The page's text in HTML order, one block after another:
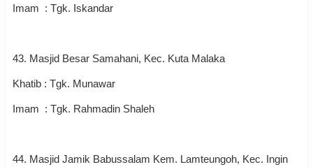
Imam : Tgk. Iskandar
43. Masjid Besar Samahani, Kec. Kuta Malaka
Khatib : Tgk. Munawar
Imam : Tgk. Rahmadin Shaleh
44. Masjid Jamik Babussalam Kem. Lamteungoh, Kec. Ingin